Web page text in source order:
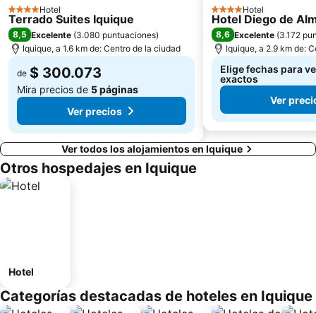
4 Estrellas
Hotel
Terrado Suites Iquique
8,5 Excelente (3.080 puntuaciones)
Iquique, a 1.6 km de: Centro de la ciudad
de $ 300.073
Mira precios de 5 páginas
Ver precios
4 Estrellas
Hotel
Hotel Diego de
8,6 Excelente (3.172
Iquique, a 2.9 km de:
Elige fechas para
exactos
Ver
Ver todos los alojamientos en Iquique
Otros hospedajes en Iquique
Hotel
Categorías destacadas de hoteles en Iquique